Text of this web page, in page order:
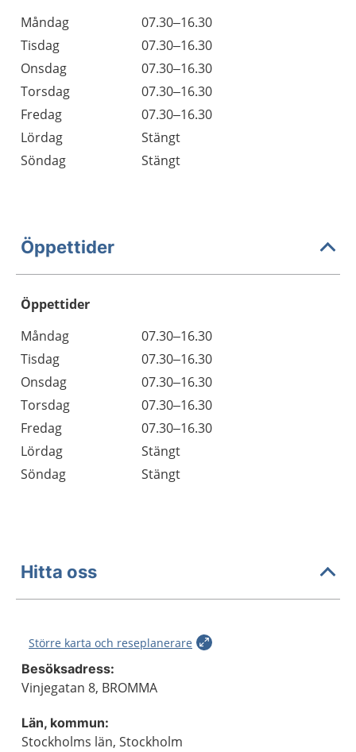
Måndag
07.30–16.30
Tisdag
07.30–16.30
Onsdag
07.30–16.30
Torsdag
07.30–16.30
Fredag
07.30–16.30
Lördag
Stängt
Söndag
Stängt
Öppettider
Öppettider
Dag
Öppettider
Kommentarer
Måndag
07.30–16.30
Tisdag
07.30–16.30
Onsdag
07.30–16.30
Torsdag
07.30–16.30
Fredag
07.30–16.30
Lördag
Stängt
Söndag
Stängt
Hitta oss
Större karta och reseplanerare
Besöksadress:
Vinjegatan 8, BROMMA
Län, kommun:
Stockholms län, Stockholm